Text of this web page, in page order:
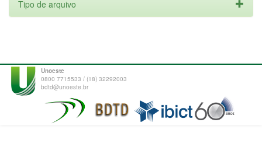
Tipo de arquivo
Unoeste
0800 7715533 / (18) 32292003
bdtd@unoeste.br